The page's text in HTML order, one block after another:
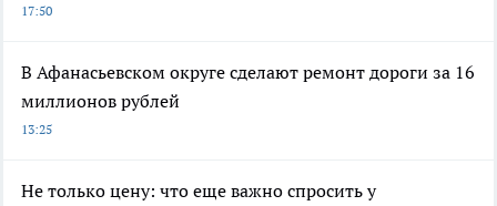
17:50
В Афанасьевском округе сделают ремонт дороги за 16
миллионов рублей
13:25
Не только цену: что еще важно спросить у